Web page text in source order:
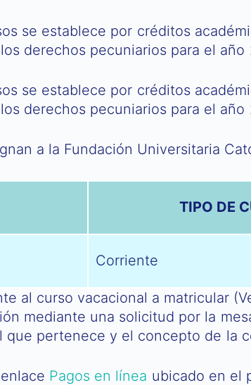
se establece por créditos
derechos pecuniarios para el año
se establece por créditos
derechos pecuniarios para el
a la Fundación Universitaria
TIPO DE
Corriente
al curso vacacional a matricular
mediante una solicitud por la
que pertenece y el concepto de la
Pagos en línea ubicado en el